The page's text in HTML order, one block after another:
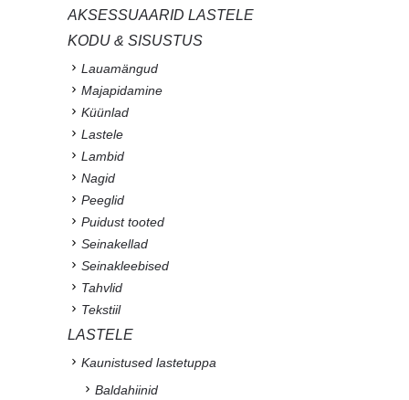
AKSESSUAARID LASTELE
KODU & SISUSTUS
Lauamängud
Majapidamine
Küünlad
Lastele
Lambid
Nagid
Peeglid
Puidust tooted
Seinakellad
Seinakleebised
Tahvlid
Tekstiil
LASTELE
Kaunistused lastetuppa
Baldahiinid